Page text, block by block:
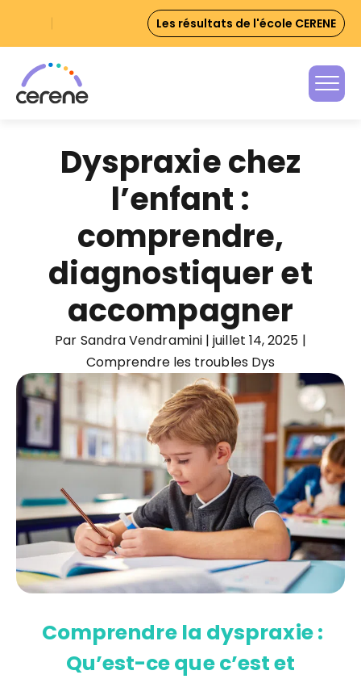
Les résultats de l'école CERENE
Dyspraxie chez
l’enfant :
comprendre,
diagnostiquer et
accompagner
Par Sandra Vendramini|juillet 14, 2025 |
Comprendre les troubles Dys
Comprendre la dyspraxie :
Qu’est-ce que c’est et